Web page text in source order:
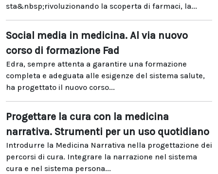
sta&nbsp;rivoluzionando la scoperta di farmaci, la...
Social media in medicina. Al via nuovo
corso di formazione Fad
Edra, sempre attenta a garantire una formazione
completa e adeguata alle esigenze del sistema salute,
ha progettato il nuovo corso...
Progettare la cura con la medicina
narrativa. Strumenti per un uso quotidiano
Introdurre la Medicina Narrativa nella progettazione dei
percorsi di cura. Integrare la narrazione nel sistema
cura e nel sistema persona...